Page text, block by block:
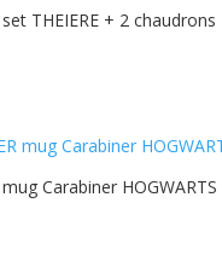
set THEIERE + 2 chaudrons
mug Carabiner